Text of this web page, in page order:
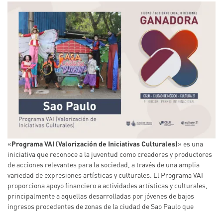
«Programa VAI (Valorización de Iniciativas Culturales)» es una
iniciativa que reconoce a la juventud como creadores y productores
de acciones relevantes para la sociedad, a través de una amplia
variedad de expresiones artísticas y culturales. El Programa VAI
proporciona apoyo financiero a actividades artísticas y culturales,
principalmente a aquellas desarrolladas por jóvenes de bajos
ingresos procedentes de zonas de la ciudad de Sao Paulo que